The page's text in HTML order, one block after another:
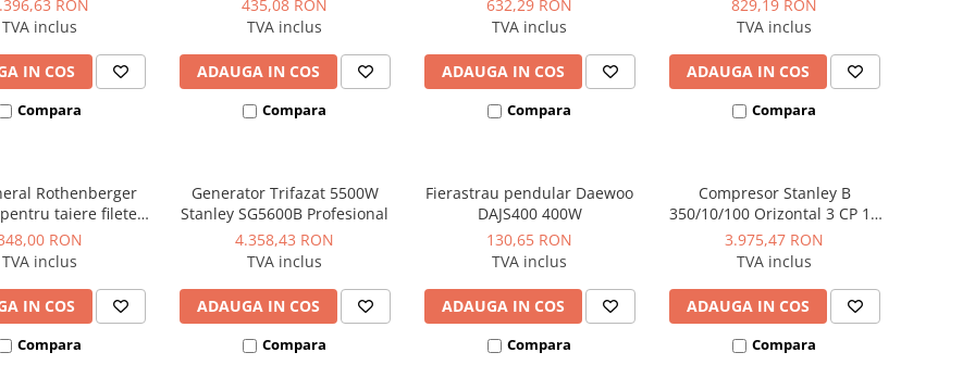
RON
TVA inclus
IN COS
Compara
435,08 RON
TVA inclus
ADAUGA IN COS
Compara
632,29 RON
TVA inclus
ADAUGA IN COS
Compara
829,19 RON
TVA inclus
ADAUGA IN COS
Compara
Rothenberger
pentru taiere filete
5 litri
RON
TVA inclus
IN COS
Compara
Generator Trifazat 5500W
Stanley SG5600B Profesional
4.358,43 RON
TVA inclus
ADAUGA IN COS
Compara
Fierastrau pendular Daewoo
DAJS400 400W
130,65 RON
TVA inclus
ADAUGA IN COS
Compara
Compresor Stanley B
350/10/100 Orizontal 3 CP 10
bar 330 L/min
3.975,47 RON
TVA inclus
ADAUGA IN COS
Compara